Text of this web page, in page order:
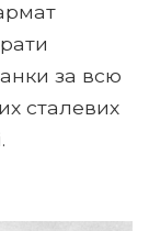
за всю
сталевих